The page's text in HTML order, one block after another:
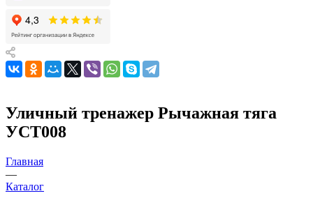
Уличный тренажер Рычажная тяга
УСТ008
Главная
—
Каталог